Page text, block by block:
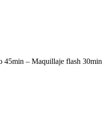
45min – Maquillaje flash 30min